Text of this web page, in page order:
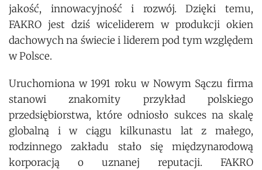
jakość, innowacyjność i rozwój. Dzięki temu,
FAKRO jest dziś wiceliderem w produkcji okien
dachowych na świecie i liderem pod tym względem
w Polsce.
Uruchomiona w 1991 roku w Nowym Sączu firma
stanowi znakomity przykład polskiego
przedsiębiorstwa, które odniosło sukces na skalę
globalną i w ciągu kilkunastu lat z małego,
rodzinnego zakładu stało się międzynarodową
korporacją o uznanej reputacji. FAKRO